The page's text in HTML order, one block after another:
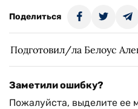
Поделиться
Подготовил/ла Белоус
Заметили ошибку?
Пожалуйста, выделите